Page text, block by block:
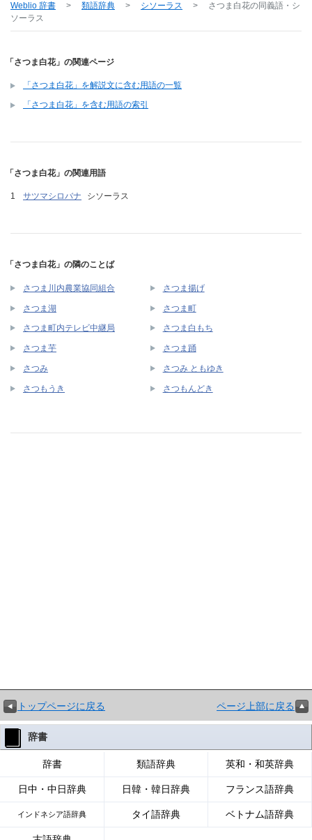
Weblio 辞書 > 類語辞典 > シソーラス > さつま白花の同義語・シ
ソーラス
「さつま白花」の関連ページ
「さつま白花」を解説文に含む用語の一覧
「さつま白花」を含む用語の索引
「さつま白花」の関連用語
サツマシロバナ シソーラス
「さつま白花」の隣のことば
さつま川内農業協同組合 さつま揚げ
さつま湖 さつま町
さつま町内テレビ中継局 さつま白もち
さつま芋 さつま踊
さつみ さつみ ともゆき
さつもうき さつもんどき
トップページに戻る ページ上部に戻る
辞書
辞書 類語辞典 英和・和英辞典
日中・中日辞典 日韓・韓日辞典 フランス語辞典
インドネシア語辞典 タイ語辞典 ベトナム語辞典